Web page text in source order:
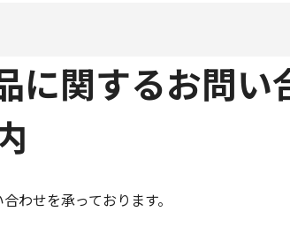
に関するお問い
わせを承っております。